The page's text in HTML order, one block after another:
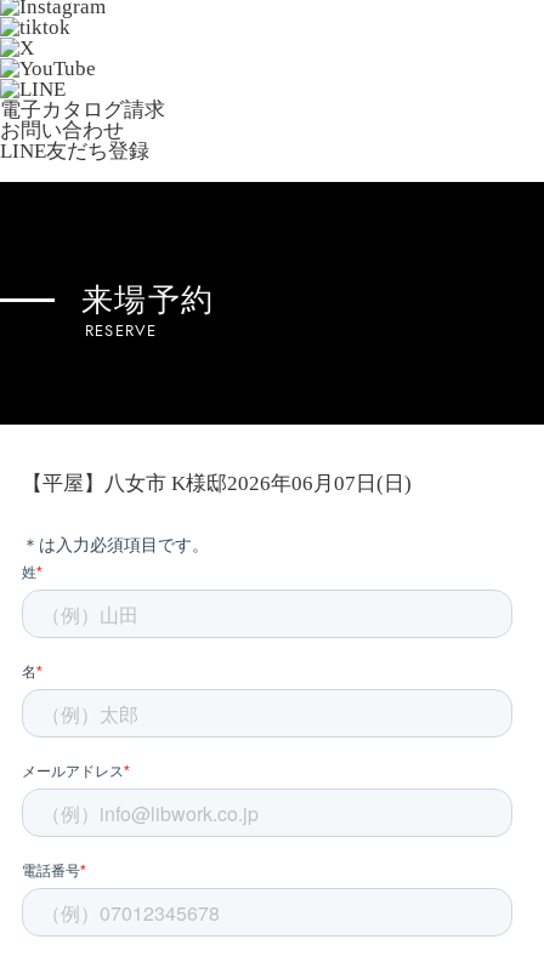
電子カタログ請求
お問い合わせ
LINE友だち登録
来場予約
RESERVE
【平屋】八女市 K様邸2026年06月07日(日)